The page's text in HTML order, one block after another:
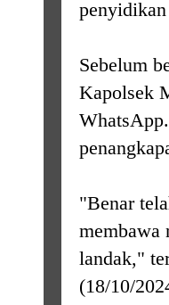
Sebelum
Kapolsek
"Benar
membawa
landak,"
(18/10/